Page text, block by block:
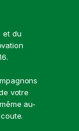
et du
votre
au-